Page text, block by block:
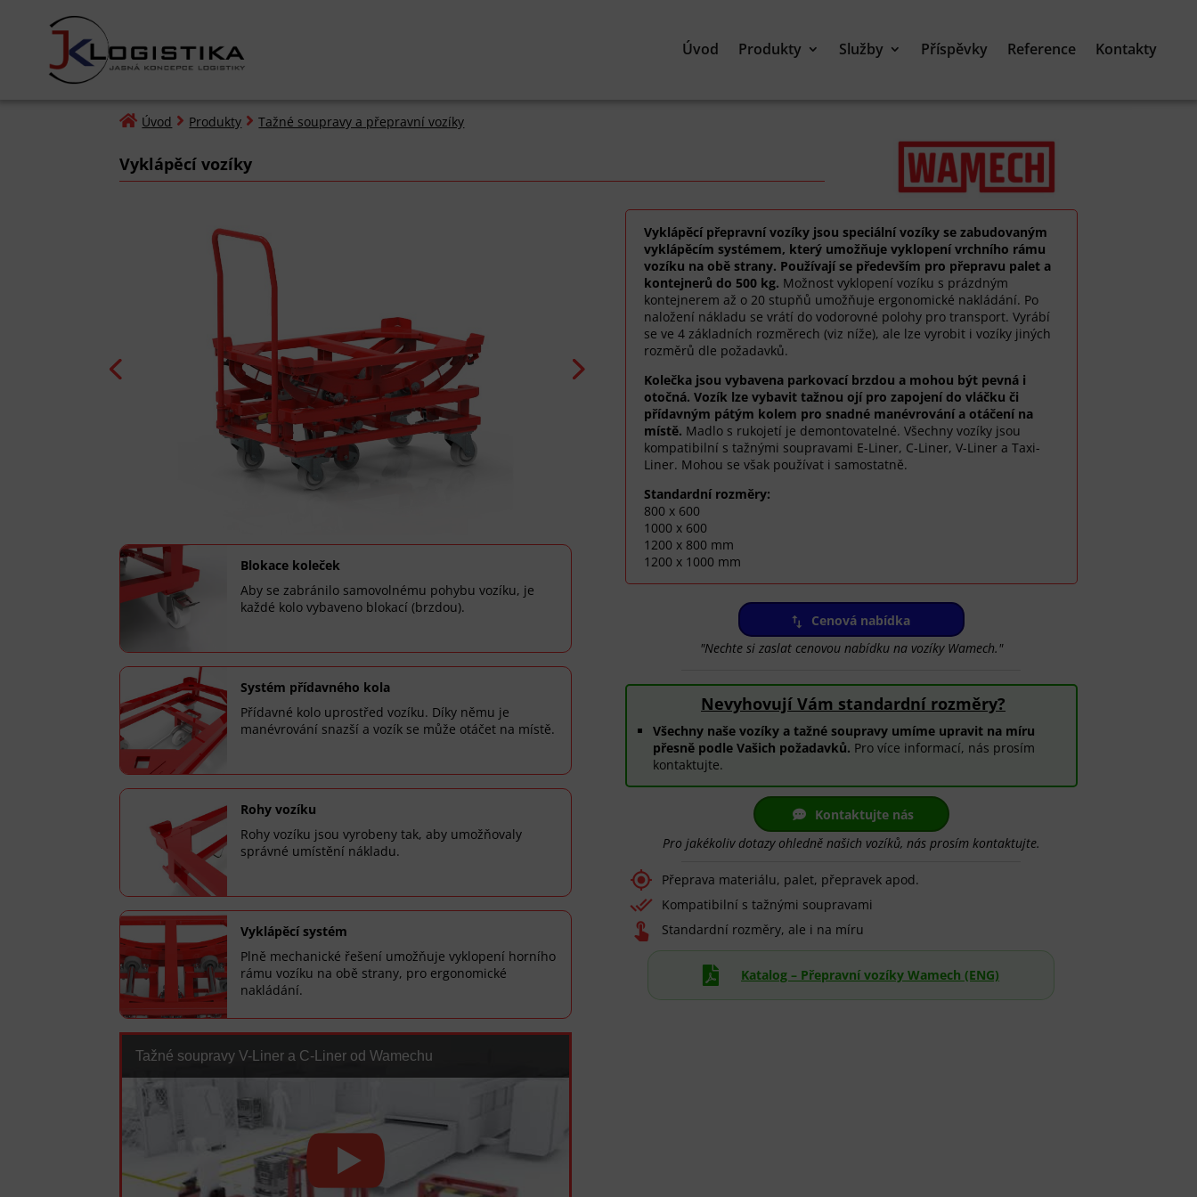
Úvod Produkty Služby Příspěvky Reference Kontakty
 Úvod  Produkty Tažné soupravy a přepravní vozíky
Vyklápěcí vozíky
Blokace koleček
Aby se zabránilo samovolnému pohybu vozíku, je
každé kolo vybaveno blokací (brzdou).
Systém přídavného kola
Přídavné kolo uprostřed vozíku. Díky němu je
manévrování snazší a vozík se může otáčet na místě.
Rohy vozíku
Rohy vozíku jsou vyrobeny tak, aby umožňovaly
správné umístění nákladu.
Vyklápěcí systém
Plně mechanické řešení umožňuje vyklopení horního
rámu vozíku na obě strany, pro ergonomické
nakládání.
Tažné soupravy V-Liner a C-Liner od Wamechu
Vyklápěcí přepravní vozíky jsou speciální vozíky se zabudovaným
vyklápěcím systémem, který umožňuje vyklopení vrchního rámu
vozíku na obě strany. Používají se především pro přepravu palet a
kontejnerů do 500 kg. Možnost vyklopení vozíku s prázdným
kontejnerem až o 20 stupňů umožňuje ergonomické nakládání. Po
naložení nákladu se vrátí do vodorovné polohy pro transport. Vyrábí
se ve 4 základních rozměrech (viz níže), ale lze vyrobit i vozíky jiných
rozměrů dle požadavků.
Kolečka jsou vybavena parkovací brzdou a mohou být pevná i
otočná. Vozík lze vybavit tažnou ojí pro zapojení do vláčku či
přídavným pátým kolem pro snadné manévrování a otáčení na
místě. Madlo s rukojetí je demontovatelné. Všechny vozíky jsou
kompatibilní s tažnými soupravami E-Liner, C-Liner, V-Liner a Taxi-
Liner. Mohou se však používat i samostatně.
Standardní rozměry:
800 x 600
1000 x 600
1200 x 800 mm
1200 x 1000 mm
Cenová nabídka
"Nechte si zaslat cenovou nabídku na vozíky Wamech."
Nevyhovují Vám standardní rozměry?
Všechny naše vozíky a tažné soupravy umíme upravit na míru
přesně podle Vašich požadavků. Pro více informací, nás prosím
kontaktujte.
Kontaktujte nás
Pro jakékoliv dotazy ohledně našich vozíků, nás prosím kontaktujte.
 Přeprava materiálu, palet, přepravek apod.
 Kompatibilní s tažnými soupravami
 Standardní rozměry, ale i na míru
 Katalog – Přepravní vozíky Wamech (ENG)